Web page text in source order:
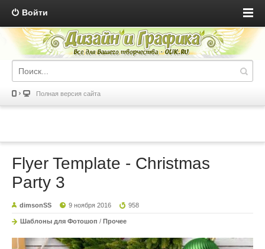
Войти
Полная версия сайта
Flyer Template - Christmas
Party 3
dimsonSS 9 ноября 2016 958
Шаблоны для Фотошоп / Прочее